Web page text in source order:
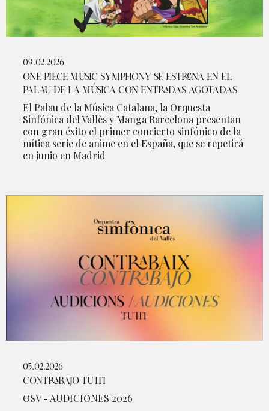
09.02.2026
ONE PIECE MUSIC SYMPHONY SE ESTRENA EN EL
PALAU DE LA MÚSICA CON ENTRADAS AGOTADAS
El Palau de la Música Catalana, la Orquesta
Sinfónica del Vallès y Manga Barcelona presentan
con gran éxito el primer concierto sinfónico de la
mítica serie de anime en el España, que se repetirá
en junio en Madrid
05.02.2026
CONTRABAJO TUTTI
OSV - AUDICIONES 2026